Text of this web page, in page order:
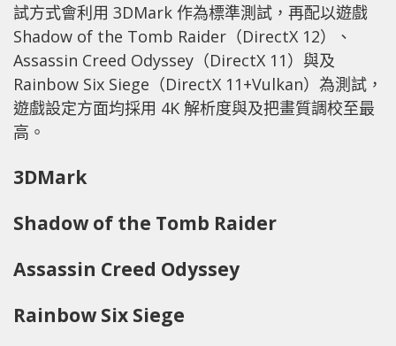
試方式會利用 3DMark 作為標準測試，再配以遊戲
Shadow of the Tomb Raider（DirectX 12）、
Assassin Creed Odyssey（DirectX 11）與及
Rainbow Six Siege（DirectX 11+Vulkan）為測試，
遊戲設定方面均採用 4K 解析度與及把畫質調校至最
高。
3DMark
Shadow of the Tomb Raider
Assassin Creed Odyssey
Rainbow Six Siege